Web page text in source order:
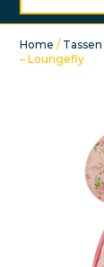
Home / Tassen
– Loungefly